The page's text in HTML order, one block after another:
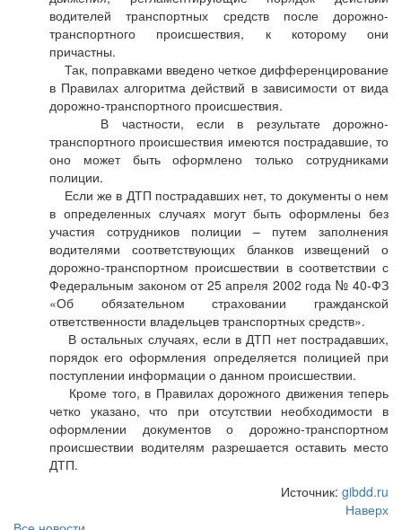
водителей транспортных средств после дорожно-
транспортного происшествия, к которому они
причастны.
Так, поправками введено четкое дифференцирование
в Правилах алгоритма действий в зависимости от вида
дорожно-транспортного происшествия.
В частности, если в результате дорожно-
транспортного происшествия имеются пострадавшие, то
оно может быть оформлено только сотрудниками
полиции.
Если же в ДТП пострадавших нет, то документы о нем
в определенных случаях могут быть оформлены без
участия сотрудников полиции – путем заполнения
водителями соответствующих бланков извещений о
дорожно-транспортном происшествии в соответствии с
Федеральным законом от 25 апреля 2002 года № 40-ФЗ
«Об обязательном страховании гражданской
ответственности владельцев транспортных средств».
В остальных случаях, если в ДТП нет пострадавших,
порядок его оформления определяется полицией при
поступлении информации о данном происшествии.
Кроме того, в Правилах дорожного движения теперь
четко указано, что при отсутствии необходимости в
оформлении документов о дорожно-транспортном
происшествии водителям разрешается оставить место
ДТП.
Источник: gibdd.ru
Наверх